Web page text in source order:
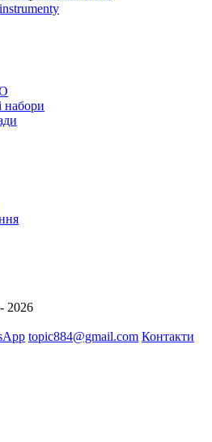
набори
2026
topic884@gmail.com Контакти